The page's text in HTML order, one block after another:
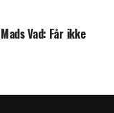
Vad: Får ikke